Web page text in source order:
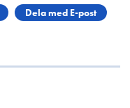
Dela med E-post